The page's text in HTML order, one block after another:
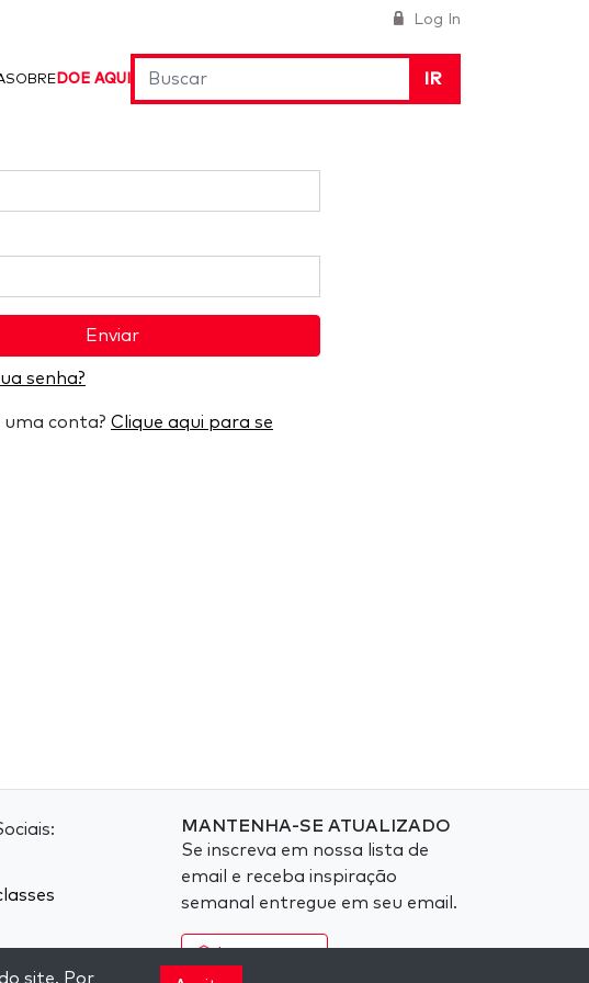
Log In
IR
SOBRE DOE AQUI
Enviar
senha?
uma conta? Clique aqui para se
MANTENHA-SE ATUALIZADO
Se inscreva em nossa lista de
email e receba inspiração
semanal entregue em seu email.
site. Por